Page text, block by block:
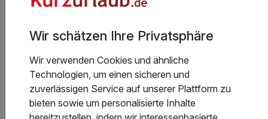
Nordsee sind das perfekte Ziel für einen Familienurlaub.
Flache, kinderfreundliche Strandabschnitte laden zum
Planschen und Buddeln ein, während Strandkörbe und
Cafés für Erholung sorgen. Wattwanderungen an der
Nordsee oder Entdeckungstouren zu Seebrücken und
Spielplätzen an der Ostsee machen den Familienurlaub
Wir schätzen Ihre Privatsphäre
Wir verwenden Cookies und ähnliche
Technologien, um einen sicheren und
zuverlässigen Service auf unserer Plattform zu
bieten sowie um personalisierte Inhalte